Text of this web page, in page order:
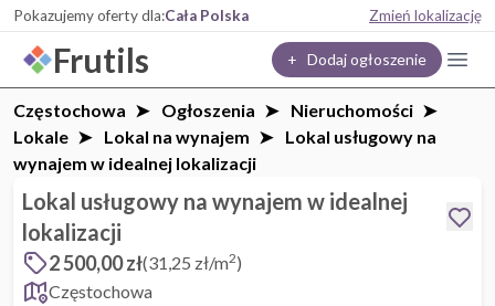
Pokazujemy oferty dla:Cała Polska Zmień lokalizację
Frutils + Dodaj ogłoszenie
Częstochowa Ogłoszenia
Nieruchomości
Lokale
Lokal na wynajem
Lokal usługowy na
wynajem w idealnej lokalizacji
Lokal usługowy na wynajem w idealnej
lokalizacji
2 500,00 zł(31,25 zł/m2)
Częstochowa